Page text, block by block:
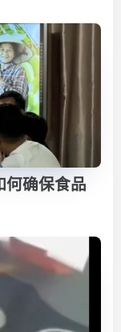
何确保食品